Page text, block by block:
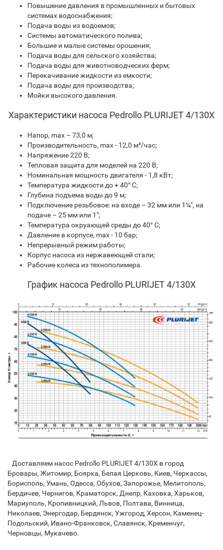
Повышение давления в промышленных и бытовых
системах водоснабжения;
Подача воды из водоемов;
Системы автоматического полива;
Большие и малые системы орошения;
Подача воды для сельского хозяйства;
Подача воды для животноводческих ферм;
Перекачивание жидкости из емкости;
Подача воды для производства;
Мойки высокого давления.
Характеристики насоса Pedrollo PLURIJET 4/130X
Напор, max – 73,0 м;
Производительность, max - 12,0 м³/час;
Напряжение 220 В;
Тепловая защита для моделей на 220 В;
Номинальная мощность двигателя - 1,8 кВт;
Температура жидкости до + 40° С;
Глубина подъема воды до 9 м;
Подключение резьбовое: на входе – 32 мм или 1¼″, на
подаче – 25 мм или 1″;
Температура окруающей среды до 40° С;
Давление в корпусе, max - 10 бар;
Непрерывный режим работы;
Корпус насоса из нержавеющей стали;
Рабочие колеса из технополимера.
График насоса Pedrollo PLURIJET 4/130X
Доставляем насос Pedrollo PLURIJET 4/130X в город
Бровары, Житомир, Боярка, Белая Церковь, Киев, Черкассы,
Борисполь, Умань, Одесса, Обухов, Запорожье, Мелитополь,
Бердичев, Чернигов, Краматорск, Днепр, Каховка, Харьков,
Мариуполь, Кропивницкий, Львов, Полтава, Винница,
Николаев, Энергодар, Бердянск, Ужгород, Херсон, Каменец-
Подольский, Ивано-Франковск, Славянск, Кременчуг,
Черновцы, Мукачево.